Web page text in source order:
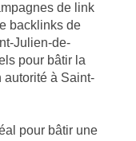
de link
backlinks de
Julien-de-
pour bâtir la
autorité à Saint-
pour bâtir une